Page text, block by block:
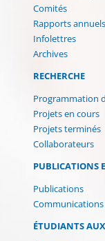
Comités
Rapports annuels
Infolettres
Archives
RECHERCHE
Programmation
Projets en cours
Projets terminés
Collaborateurs
PUBLICATIONS
Publications
Communications
ÉTUDIANTS AUX